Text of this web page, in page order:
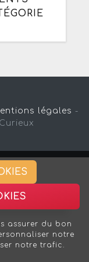
légales -
assurer du bon
notre
notre trafic.